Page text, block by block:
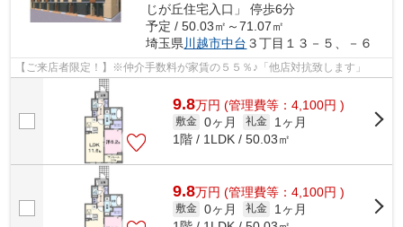
じが丘住宅入口」 停歩6分
予定 / 50.03㎡～71.07㎡
埼玉県 川越市中台 ３丁目１３－５、－６
【ご来店者限定！】※仲介手数料が家賃の５５％♪「他店対抗致します」
9.8万円 (管理費等：4,100円 )
敷金 0ヶ月 礼金
1ヶ月
1階 / 1LDK / 50.03㎡
9.8万円 (管理費等：4,100円 )
敷金 0ヶ月 礼金
1ヶ月